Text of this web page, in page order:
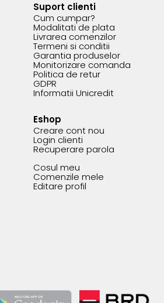
Suport clienti
Cum cumpar?
Modalitati de plata
Livrarea comenzilor
Termeni si conditii
Garantia produselor
Monitorizare comanda
Politica de retur
GDPR
Informatii Unicredit
Eshop
Creare cont nou
Login clienti
Recuperare parola
Cosul meu
Comenzile mele
Editare profil